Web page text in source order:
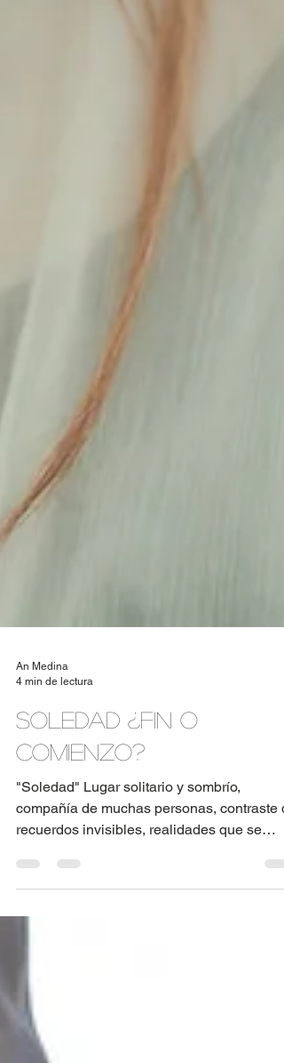
4 min de lectura
Soledad ¿Fin o
comienzo?
"Soledad" Lugar solitario y sombrío,
compañía de muchas personas, contraste
recuerdos invisibles, realidades que se